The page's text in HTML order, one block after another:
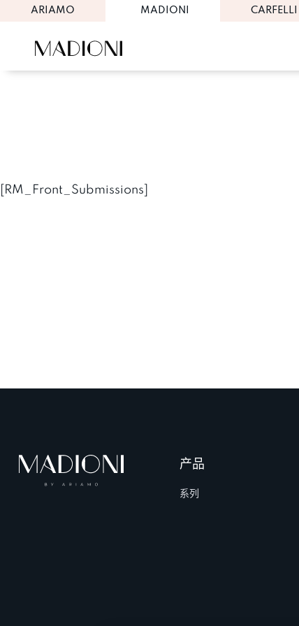
ARIAMO MADIONI CARFELLI
[RM_Front_Submissions]
产品
系列